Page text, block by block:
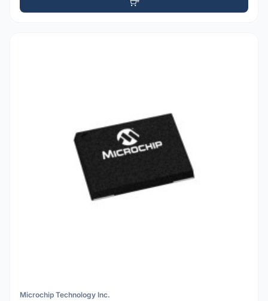
Microchip Technology Inc.